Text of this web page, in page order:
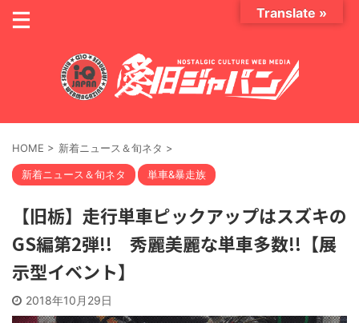
HOME > 新着ニュース＆旬ネタ >
新着ニュース＆旬ネタ 単車&暴走族
【旧栃】走行単車ピックアップはスズキの
GS編第2弾!! 秀麗美麗な単車多数!!【展
示型イベント】
2018年10月29日
Translate »